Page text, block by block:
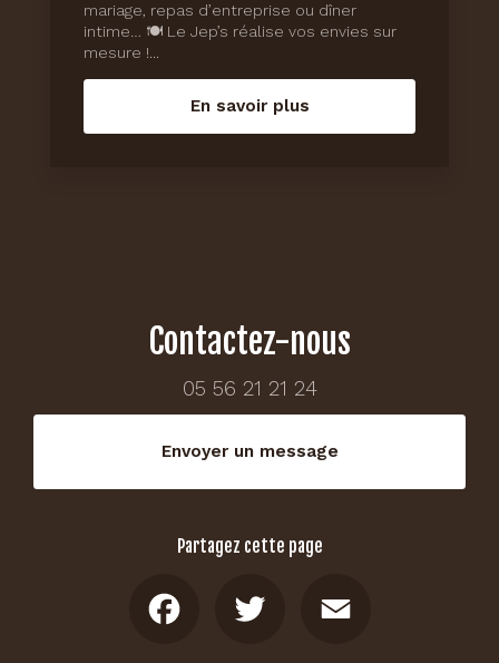
mariage, repas d’entreprise ou dîner
intime… 🍽️ Le Jep’s réalise vos envies sur
mesure !...
En savoir plus
Contactez-nous
05 56 21 21 24
Envoyer un message
Partagez cette page